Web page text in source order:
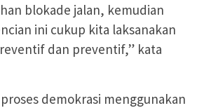
blokade jalan, kemudian
ini cukup kita laksanakan
dan preventif,” kata
demokrasi menggunakan